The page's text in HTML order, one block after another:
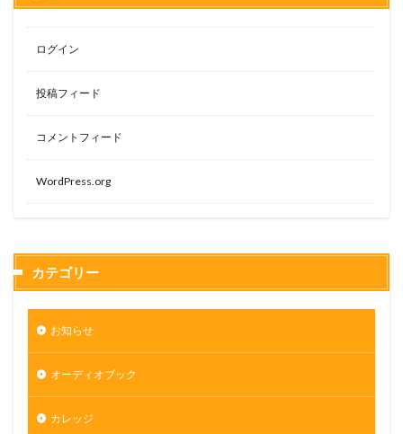
ログイン
投稿フィード
コメントフィード
WordPress.org
カテゴリー
お知らせ
オーディオブック
カレッジ